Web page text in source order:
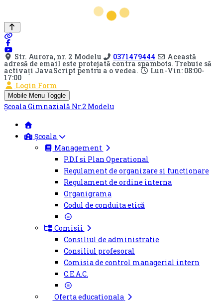
Str. Aurora, nr. 2 Modelu 0371479444 Această
adresă de email este protejată contra spambots. Trebuie să
activați JavaScript pentru a o vedea. Lun-Vin: 08:00-
17:00
Login Form
Mobile Menu Toggle
Școala Gimnazială Nr.2 Modelu
Școala
Management
P.D.I si Plan Operational
Regulament de organizare si functionare
Regulament de ordine interna
Organigrama
Codul de conduita etică
Comisii
Consiliul de administratie
Consiliul profesoral
Comisia de control managerial intern
C.E.A.C.
Oferta educationala